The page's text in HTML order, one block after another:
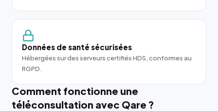
Données de santé sécurisées
Hébergées sur des serveurs certifiés HDS, conformes au
RGPD.
Comment fonctionne une
téléconsultation avec Qare ?